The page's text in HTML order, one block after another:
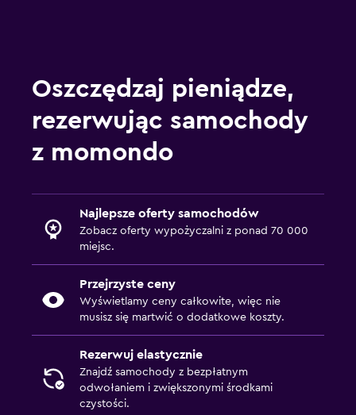
Oszczędzaj pieniądze,
rezerwując samochody
z momondo
Najlepsze oferty samochodów
Zobacz oferty wypożyczalni z ponad 70 000
miejsc.
Przejrzyste ceny
Wyświetlamy ceny całkowite, więc nie
musisz się martwić o dodatkowe koszty.
Rezerwuj elastycznie
Znajdź samochody z bezpłatnym
odwołaniem i zwiększonymi środkami
czystości.